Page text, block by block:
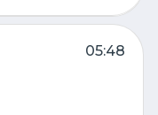
05:48